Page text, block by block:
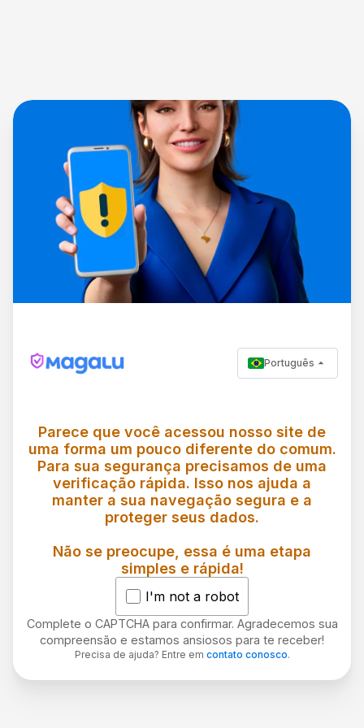
Português
Parece que você acessou nosso site de
uma forma um pouco diferente do comum.
Para sua segurança precisamos de uma
verificação rápida. Isso nos ajuda a
manter a sua navegação segura e a
proteger seus dados.
Não se preocupe, essa é uma etapa
simples e rápida!
I'm not a robot
Complete o CAPTCHA para confirmar. Agradecemos sua
compreensão e estamos ansiosos para te receber!
Precisa de ajuda? Entre em contato conosco.